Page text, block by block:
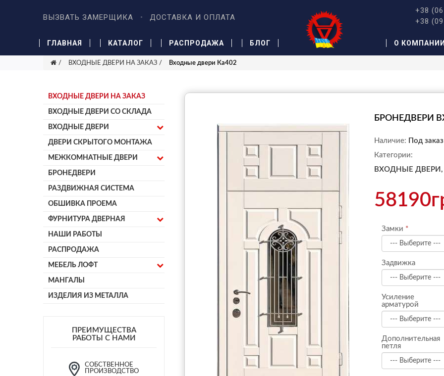
ВЫЗВАТЬ ЗАМЕРЩИКА ДОСТАВКА И ОПЛАТА
+38
+38
ГЛАВНАЯ КАТАЛОГ РАСПРОДАЖА БЛОГ О
ВХОДНЫЕ ДВЕРИ НА ЗАКАЗ Входные двери Ка402
ВХОДНЫЕ ДВЕРИ НА ЗАКАЗ
ВХОДНЫЕ ДВЕРИ СО СКЛАДА
ВХОДНЫЕ ДВЕРИ
ДВЕРИ СКРЫТОГО МОНТАЖА
МЕЖКОМНАТНЫЕ ДВЕРИ
БРОНЕДВЕРИ
РАЗДВИЖНАЯ СИСТЕМА
ОБШИВКА ПРОЕМА
ФУРНИТУРА ДВЕРНАЯ
НАШИ РАБОТЫ
РАСПРОДАЖА
МЕБЕЛЬ ЛОФТ
МАНГАЛЫ
ИЗДЕЛИЯ ИЗ МЕТАЛЛА
ПРЕИМУЩЕСТВА
РАБОТЫ С НАМИ
СОБСТВЕННОЕ
ПРОИЗВОДСТВО
БРОНЕДВЕРИ
Наличие: Под заказ
Категории:
ВХОДНЫЕ ДВЕРИ,
Замки
Задвижка
Усиление
арматурой
Дополнительная
петля